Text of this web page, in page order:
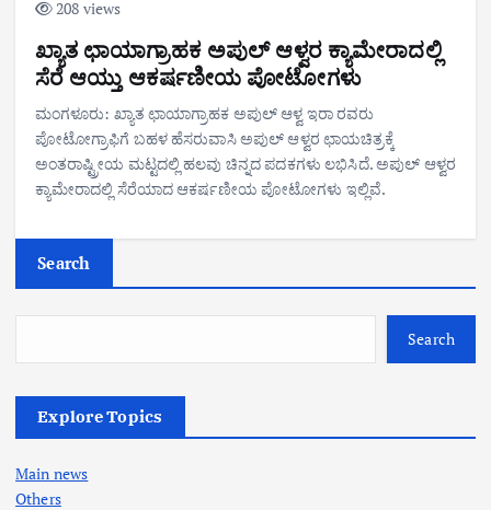
208 views
ಖ್ಯಾತ ಛಾಯಾಗ್ರಾಹಕ ಅಪುಲ್ ಆಳ್ವರ ಕ್ಯಾಮೇರಾದಲ್ಲಿ
ಸೆರೆ ಆಯ್ತು ಆಕರ್ಷಣೀಯ ಪೋಟೋಗಳು
ಮಂಗಳೂರು: ಖ್ಯಾತ ಛಾಯಾಗ್ರಾಹಕ ಅಪುಲ್ ಆಳ್ವ ಇರಾ ರವರು
ಪೋಟೋಗ್ರಾಫಿಗೆ ಬಹಳ ಹೆಸರುವಾಸಿ ಅಪುಲ್ ಆಳ್ವರ ಛಾಯಚಿತ್ರಕ್ಕೆ
ಅಂತರಾಷ್ಟ್ರೀಯ ಮಟ್ಟದಲ್ಲಿ ಹಲವು ಚಿನ್ನದ ಪದಕಗಳು ಲಭಿಸಿದೆ. ಅಪುಲ್ ಆಳ್ವರ
ಕ್ಯಾಮೇರಾದಲ್ಲಿ ಸೆರೆಯಾದ ಆಕರ್ಷಣೀಯ ಪೋಟೋಗಳು ಇಲ್ಲಿವೆ.
Search
Search
Explore Topics
Main news
Others